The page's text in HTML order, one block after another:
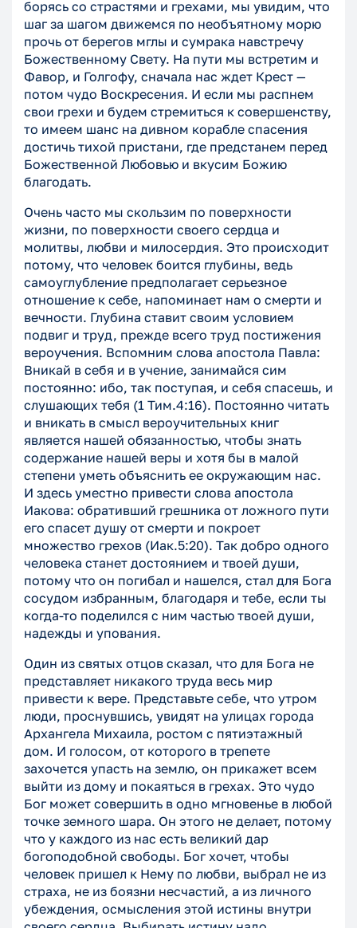
борясь со страстями и грехами, мы увидим, что
шаг за шагом движемся по необъятному морю
прочь от берегов мглы и сумрака навстречу
Божественному Свету. На пути мы встретим и
Фавор, и Голгофу, сначала нас ждет Крест —
потом чудо Воскресения. И если мы распнем
свои грехи и будем стремиться к совершенству,
то имеем шанс на дивном корабле спасения
достичь тихой пристани, где предстанем перед
Божественной Любовью и вкусим Божию
благодать.
Очень часто мы скользим по поверхности
жизни, по поверхности своего сердца и
молитвы, любви и милосердия. Это происходит
потому, что человек боится глубины, ведь
самоуглубление предполагает серьезное
отношение к себе, напоминает нам о смерти и
вечности. Глубина ставит своим условием
подвиг и труд, прежде всего труд постижения
вероучения. Вспомним слова апостола Павла:
Вникай в себя и в учение, занимайся сим
постоянно: ибо, так поступая, и себя спасешь, и
слушающих тебя (1 Тим.4:16). Постоянно читать
и вникать в смысл вероучительных книг
является нашей обязанностью, чтобы знать
содержание нашей веры и хотя бы в малой
степени уметь объяснить ее окружающим нас.
И здесь уместно привести слова апостола
Иакова: обративший грешника от ложного пути
его спасет душу от смерти и покроет
множество грехов (Иак.5:20). Так добро одного
человека станет достоянием и твоей души,
потому что он погибал и нашелся, стал для Бога
сосудом избранным, благодаря и тебе, если ты
когда-то поделился с ним частью твоей души,
надежды и упования.
Один из святых отцов сказал, что для Бога не
представляет никакого труда весь мир
привести к вере. Представьте себе, что утром
люди, проснувшись, увидят на улицах города
Архангела Михаила, ростом с пятиэтажный
дом. И голосом, от которого в трепете
захочется упасть на землю, он прикажет всем
выйти из дому и покаяться в грехах. Это чудо
Бог может совершить в одно мгновенье в любой
точке земного шара. Он этого не делает, потому
что у каждого из нас есть великий дар
богоподобной свободы. Бог хочет, чтобы
человек пришел к Нему по любви, выбрал не из
страха, не из боязни несчастий, а из личного
убеждения, осмысления этой истины внутри